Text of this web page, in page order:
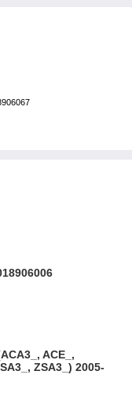
ACE_,
ZSA3_) 2005-